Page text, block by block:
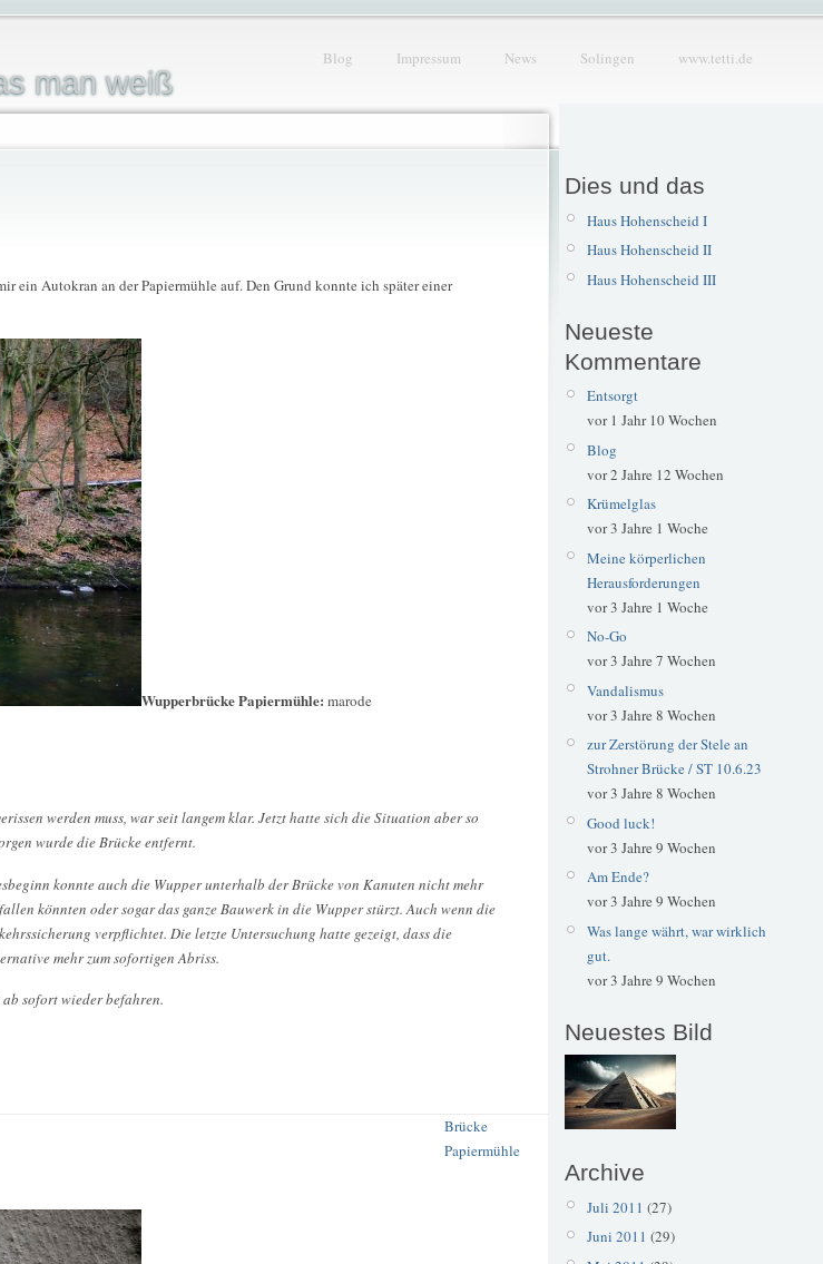
man weiß
Blog Impressum News Solingen www.tetti.de
ein Autokran an der Papiermühle auf. Den Grund konnte ich später einer
Wupperbrücke Papiermühle: marode
werden muss, war seit langem klar. Jetzt hatte sich die Situation aber so
wurde die Brücke entfernt.
konnte auch die Wupper unterhalb der Brücke von Kanuten nicht mehr
könnten oder sogar das ganze Bauwerk in die Wupper stürzt. Auch wenn die
verpflichtet. Die letzte Untersuchung hatte gezeigt, dass die
mehr zum sofortigen Abriss.
sofort wieder befahren.
Brücke
Papiermühle
Dies und das
Haus Hohenscheid I
Haus Hohenscheid II
Haus Hohenscheid III
Neueste
Kommentare
Entsorgt
vor 1 Jahr 10 Wochen
Blog
vor 2 Jahre 12 Wochen
Krümelglas
vor 3 Jahre 1 Woche
Meine körperlichen
Herausforderungen
vor 3 Jahre 1 Woche
No-Go
vor 3 Jahre 7 Wochen
Vandalismus
vor 3 Jahre 8 Wochen
zur Zerstörung der Stele an
Strohner Brücke / ST 10.6.23
vor 3 Jahre 8 Wochen
Good luck!
vor 3 Jahre 9 Wochen
Am Ende?
vor 3 Jahre 9 Wochen
Was lange währt, war wirklich
gut.
vor 3 Jahre 9 Wochen
Neuestes Bild
Archive
Juli 2011 (27)
Juni 2011 (29)